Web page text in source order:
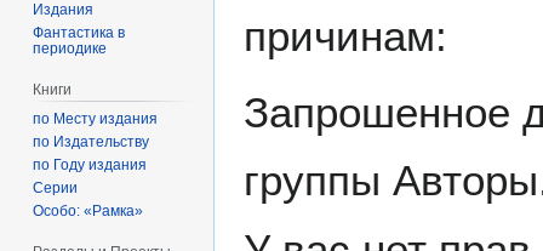
причинам:
Запрошенное
группы
Издания
Фантастика в
периодике
Книги
по Месту издания
по Издательству
по Году издания
Серии
Особо: «Рамка»